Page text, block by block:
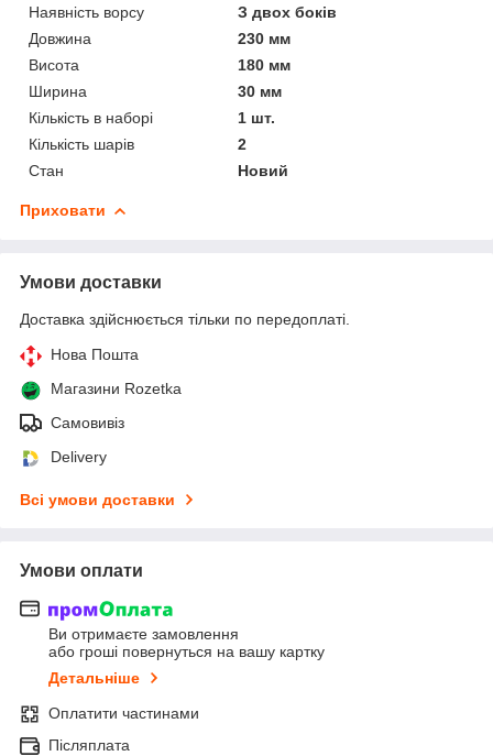
Наявність ворсу
З двох боків
Довжина
230 мм
Висота
180 мм
Ширина
30 мм
Кількість в наборі
1 шт.
Кількість шарів
2
Стан
Новий
Приховати
Умови доставки
Доставка здійснюється тільки по передоплаті.
Нова Пошта
Магазини Rozetka
Самовивіз
Delivery
Всі умови доставки
Умови оплати
Ви отримаєте замовлення
або гроші повернуться на вашу картку
Детальніше
Оплатити частинами
Післяплата